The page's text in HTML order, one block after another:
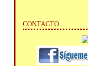
CONTACTO